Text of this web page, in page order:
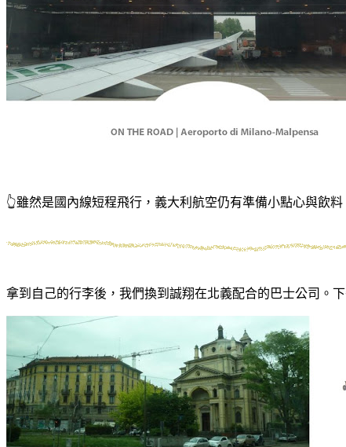
👆雖然是國內線短程飛行，義大利航空仍有準備小點心與飲
拿到自己的行李後，我們換到誠翔在北義配合的巴士公司。